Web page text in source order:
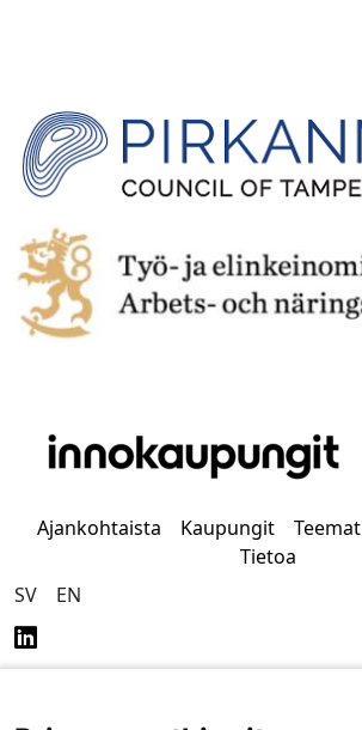
Ajankohtaista Kaupungit Teemat
Tietoa
SV
EN